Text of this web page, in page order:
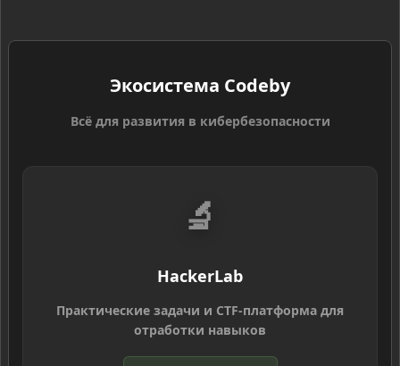
Экосистема Codeby
Всё для развития в кибербезопасности
🔬
HackerLab
Практические задачи и CTF-платформа для
отработки навыков